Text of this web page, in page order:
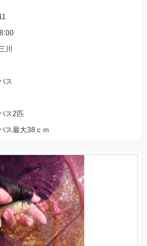
川
ス
ス2匹
ス最大38ｃｍ